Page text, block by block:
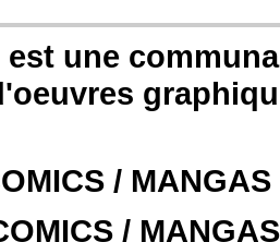
une
/
/